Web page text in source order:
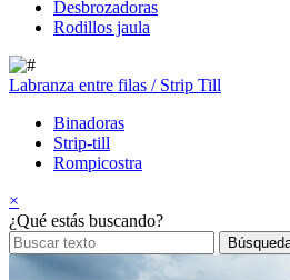
Desbrozadoras
Rodillos jaula
Labranza entre filas / Strip Till
Binadoras
Strip-till
Rompicostra
×
¿Qué estás buscando?